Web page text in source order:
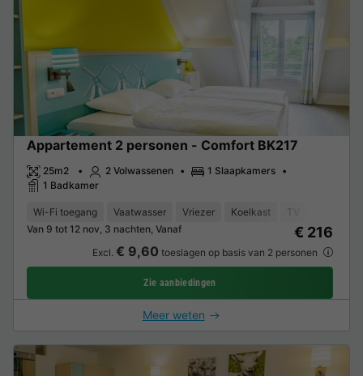
Appartement 2 personen - Comfort BK217
25m2 2 Volwassenen
1 Slaapkamers
1 Badkamer
Wi-Fi toegang Vaatwasser Vriezer Koelkast
Van 9 tot 12 nov, 3 nachten, Vanaf
€ 216
Excl. € 9,60 toeslagen op basis van 2 personen
Zie aanbiedingen
Meer weten